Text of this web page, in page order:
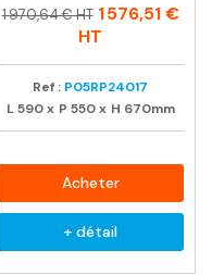
Prix
Prix
1 970,64 € HT 1 576,51 €
HT
Ref : P05RP24017
L 590 x P 550 x H 670mm
Acheter
+ détail